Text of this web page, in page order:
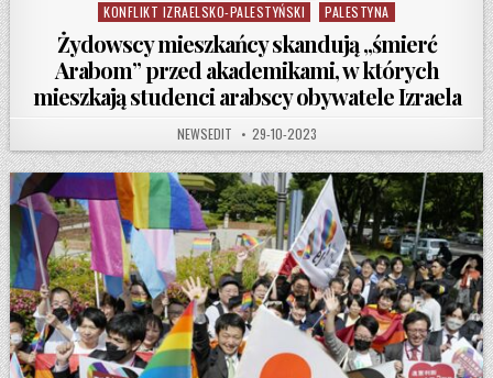
KONFLIKT IZRAELSKO-PALESTYŃSKI
PALESTYNA
Żydowscy mieszkańcy skandują „śmierć
Arabom” przed akademikami, w których
mieszkają studenci arabscy obywatele Izraela
AUTHOR:
NEWSEDIT PUBLISHED DATE:
29-10-2023